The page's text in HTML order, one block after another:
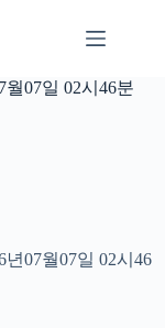
07일 02시46분
07월07일 02시46